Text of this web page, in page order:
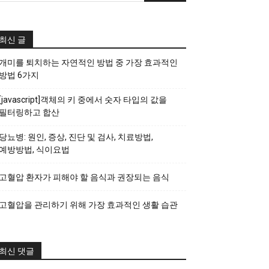
신 글
미를 퇴치하는 자연적인 방법 중 가장 효과적인
법 6가지
객체의 키 중에서 숫자 타입의 값을
터링하고 합산
뇨병: 원인, 증상, 진단 및 검사, 치료방법,
방방법, 식이요법
혈압 환자가 피해야 할 음식과 권장되는 음식
혈압을 관리하기 위해 가장 효과적인 생활 습관
신 댓글